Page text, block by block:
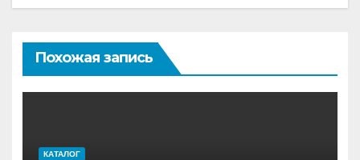
Похожая запись
КАТАЛОГ